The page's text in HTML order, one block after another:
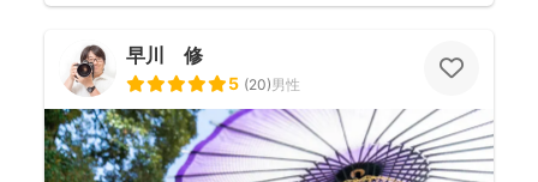
早川 修
5 (20)男性